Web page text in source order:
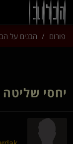
פורום הבנים על
יחסי שליטה 24/7